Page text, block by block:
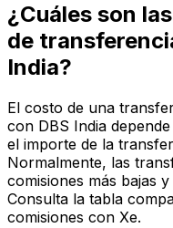
¿Cuáles son
de
India?
El costo de una
con DBS India
el importe de la
Normalmente, las
comisiones más bajas
Consulta la tabla
comisiones con Xe.